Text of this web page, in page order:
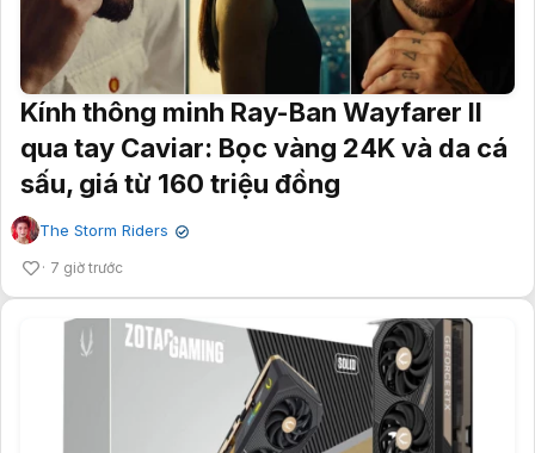
Kính thông minh Ray-Ban Wayfarer II
qua tay Caviar: Bọc vàng 24K và da cá
sấu, giá từ 160 triệu đồng
The Storm Riders ✔
7 giờ trước